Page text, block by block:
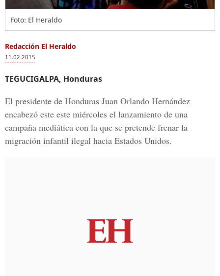
Foto: El Heraldo
Redacción El Heraldo
11.02.2015
TEGUCIGALPA, Honduras
El presidente de Honduras Juan Orlando Hernández
encabezó este este miércoles el lanzamiento de una
campaña mediática con la que se pretende frenar la
migración infantil ilegal hacia Estados Unidos.